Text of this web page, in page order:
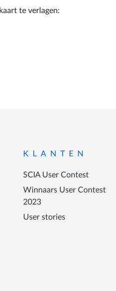
te verlagen:
KLANTEN
SCIA User Contest
Winnaars User Contest
2023
User stories